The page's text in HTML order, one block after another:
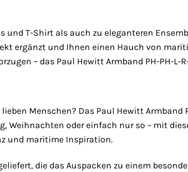
T-Shirt als auch zu eleganteren
ergänzt und Ihnen einen Hauch von
– das Paul Hewitt Armband PH-PH-L-
Menschen? Das Paul Hewitt Armband
Weihnachten oder einfach nur so – mit
und maritime Inspiration.
die das Auspacken zu einem